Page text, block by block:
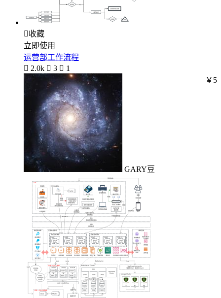
收藏
立即使用
运营部工作流程
 2.0k  3  1
GARY豆
￥5